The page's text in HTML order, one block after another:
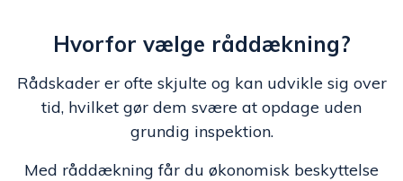
Hvorfor vælge råddækning?
Rådskader er ofte skjulte og kan udvikle sig over
tid, hvilket gør dem svære at opdage uden
grundig inspektion.
Med råddækning får du økonomisk beskyttelse